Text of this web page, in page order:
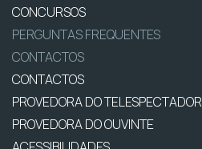
CONCURSOS
PERGUNTAS FREQUENTES
CONTACTOS
CONTACTOS
PROVEDORA DO TELESPECTADOR
PROVEDORA DO OUVINTE